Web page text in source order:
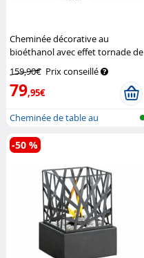
Cheminée décorative au
bioéthanol avec effet tornade de
159,90€ Prix conseillé
79,95€
Cheminée de table au
bioéthanol ave...
-50 %